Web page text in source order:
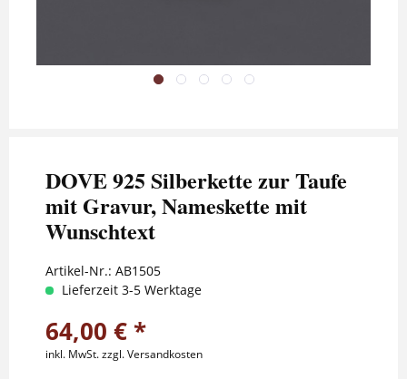
DOVE 925 Silberkette zur Taufe
mit Gravur, Nameskette mit
Wunschtext
Artikel-Nr.: AB1505
Lieferzeit 3-5 Werktage
64,00 € *
inkl. MwSt.zzgl. Versandkosten